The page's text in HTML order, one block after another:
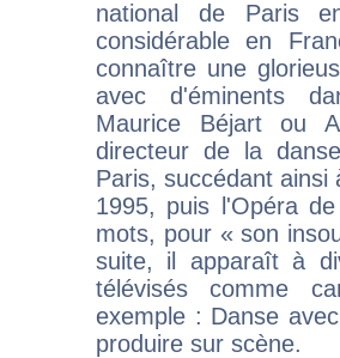
national de Paris
considérable en
connaître une
avec d'éminents
Maurice Béjart ou
directeur de la
Paris, succédant
1995, puis l'Opéra
mots, pour « son
suite, il apparaît à
télévisés comme
exemple : Danse
produire sur scène.